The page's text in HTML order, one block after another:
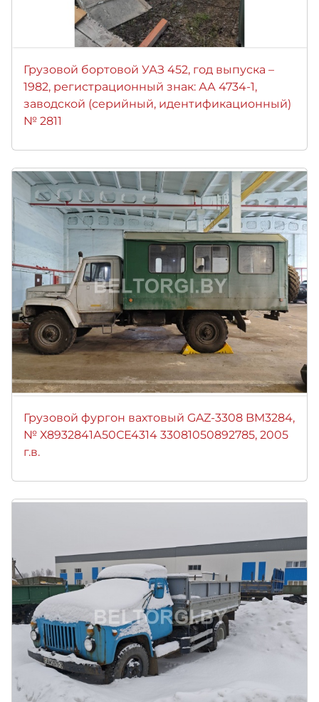
Грузовой бортовой УАЗ 452, год выпуска –
1982, регистрационный знак: АА 4734-1,
заводской (серийный, идентификационный)
№ 2811
Грузовой фургон вахтовый GAZ-3308 BM3284,
№ Х8932841А50СЕ4314 33081050892785, 2005
г.в.